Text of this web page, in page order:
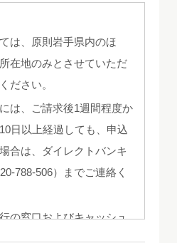
は、原則岩手県内のほ
在地のみとさせていただ
ださい。
は、ご請求後1週間程度か
日以上経過しても、申込
合は、ダイレクトバンキ
788-506）までご連絡く
の窓口およびキャッシュ